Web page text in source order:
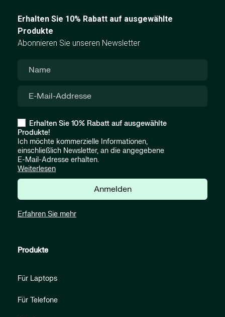
Erhalten Sie 10% Rabatt auf ausgewählte
Produkte
Abonnieren Sie unseren Newsletter
Erhalten Sie 10% Rabatt auf ausgewählte
Produkte!
Ich möchte kommerzielle Informationen,
einschließlich Newsletter, an die angegebene
E-Mail-Adresse erhalten.
Weiterlesen
Anmelden
Erfahren Sie mehr
Produkte
Für Laptops
Für Telefone